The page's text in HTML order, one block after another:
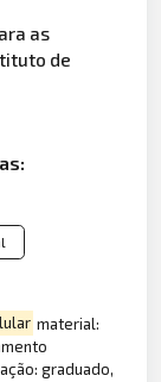
as
de
material:
graduado,